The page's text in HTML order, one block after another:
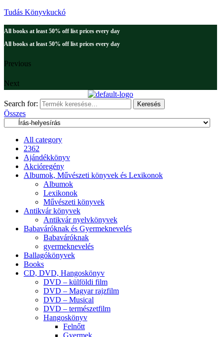
Tudás Könyvkuckó
All books at least 50% off list prices every day
All books at least 50% off list prices every day
Previous
Next
Search for: Keresés
Összes
All category
2362
Ajándékkönyv
Akcióregény
Albumok, Művészeti könyvek és Lexikonok
Albumok
Lexikonok
Művészeti könyvek
Antikvár könyvek
Antikvár nyelvkönyvek
Babaváróknak és Gyermeknevelés
Babaváróknak
gyermeknevelés
Ballagókönyvek
Books
CD, DVD, Hangoskönyv
DVD – külföldi film
DVD – Magyar rajzfilm
DVD – Musical
DVD – természetfilm
Hangoskönyv
Felnőtt
Gyermek